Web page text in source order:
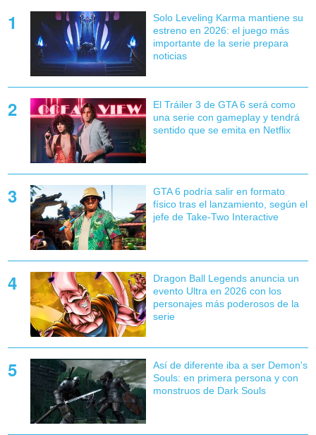
Solo Leveling Karma mantiene su
estreno en 2026: el juego más
importante de la serie prepara
noticias
El Tráiler 3 de GTA 6 será como
una serie con gameplay y tendrá
sentido que se emita en Netflix
GTA 6 podría salir en formato
físico tras el lanzamiento, según el
jefe de Take-Two Interactive
Dragon Ball Legends anuncia un
evento Ultra en 2026 con los
personajes más poderosos de la
serie
Así de diferente iba a ser Demon's
Souls: en primera persona y con
monstruos de Dark Souls